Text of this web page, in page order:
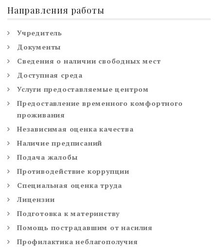
Направления работы
Учредитель
Документы
Сведения о наличии свободных мест
Доступная среда
Услуги предоставляемые центром
Предоставление временного комфортного
проживания
Независимая оценка качества
Наличие предписаний
Подача жалобы
Противодействие коррупции
Специальная оценка труда
Лицензии
Подготовка к материнству
Помощь пострадавшим от насилия
Профилактика неблагополучия